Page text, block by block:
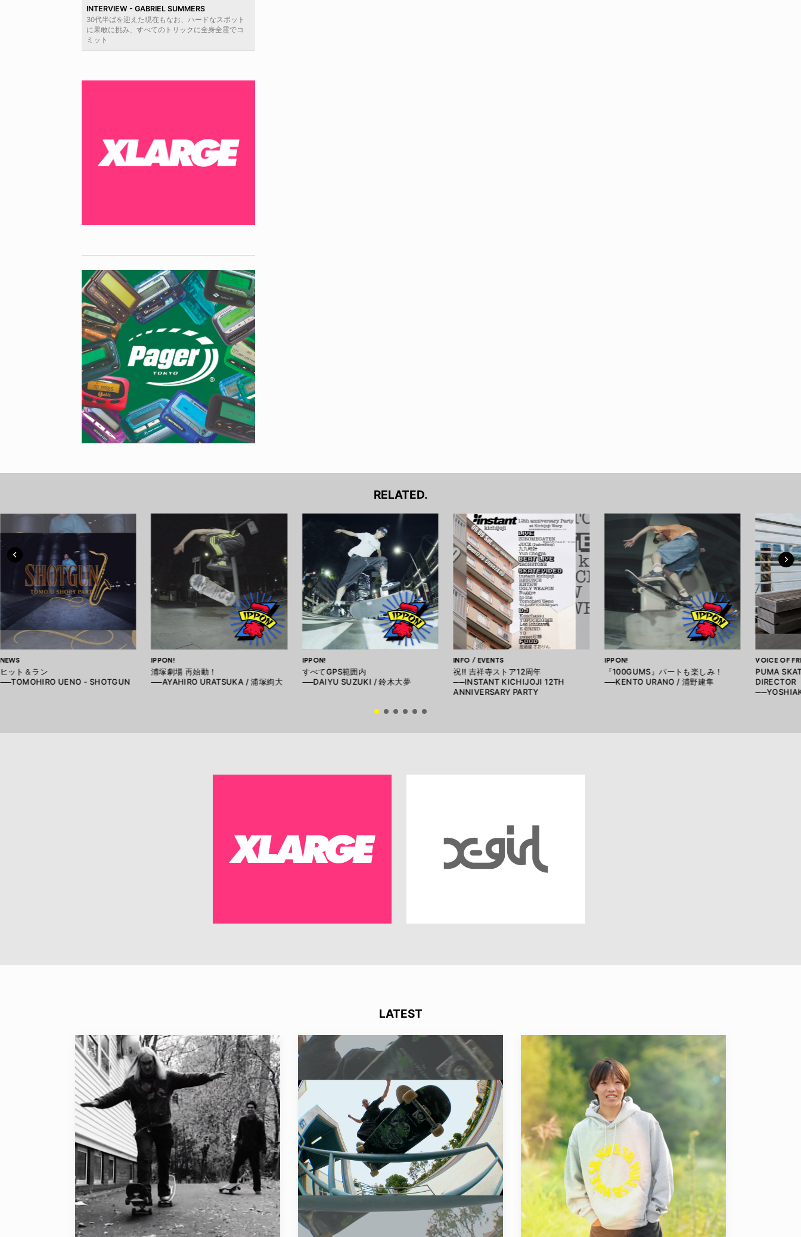
INTERVIEW - GABRIEL SUMMERS
30代半ばを迎えた現在もなお、ハードなスポット
に果敢に挑み、すべてのトリックに全身全霊でコ
ミット
RELATED.
NEWS
ヒット＆ラン
──TOMOHIRO UENO - SHOTGUN
IPPON!
浦塚劇場 再始動！
──AYAHIRO URATSUKA / 浦塚絢大
IPPON!
すべてGPS範囲内
──DAIYU SUZUKI / 鈴木大夢
INFO / EVENTS
祝!! 吉祥寺ストア12周年
──INSTANT KICHIJOJI 12TH
ANNIVERSARY PARTY
IPPON!
『100GUMS』パートも楽しみ！
──KENTO URANO / 浦野建隼
VOICE OF
PUMA
DIRECTOR
LATEST